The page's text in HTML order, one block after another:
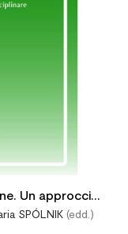
Un approccio
SPÓLNIK(edd.)